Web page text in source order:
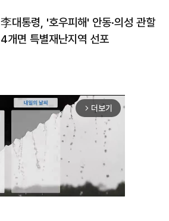
李대통령, '호우피해' 안동·의성 관할
4개면 특별재난지역 선포
arrow_forward_ios 더보기